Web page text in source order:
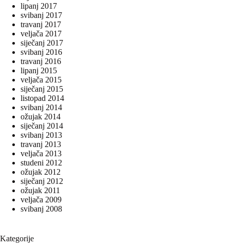
lipanj 2017
svibanj 2017
travanj 2017
veljača 2017
siječanj 2017
svibanj 2016
travanj 2016
lipanj 2015
veljača 2015
siječanj 2015
listopad 2014
svibanj 2014
ožujak 2014
siječanj 2014
svibanj 2013
travanj 2013
veljača 2013
studeni 2012
ožujak 2012
siječanj 2012
ožujak 2011
veljača 2009
svibanj 2008
Kategorije